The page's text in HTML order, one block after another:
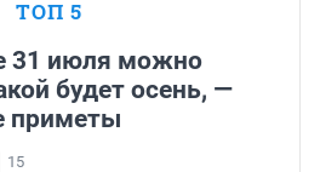
ТОП 5
31 июля можно
будет осень, —
приметы
15